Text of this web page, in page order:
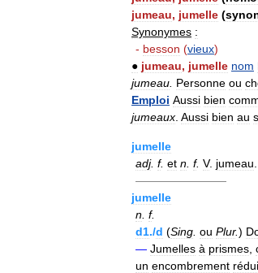
jumeau, jumelle (
Synonymes :
- besson (vieux)
● jumeau, jumelle nom
jumeau Personne ou
Emploi Aussi bien
jumeaux Aussi bien au
jumelle
adj. f. et n f. V. jumeau
————————
jumelle
n f.
d1./d (Sing ou Plur.)
— Jumelles à prismes
un encombrement